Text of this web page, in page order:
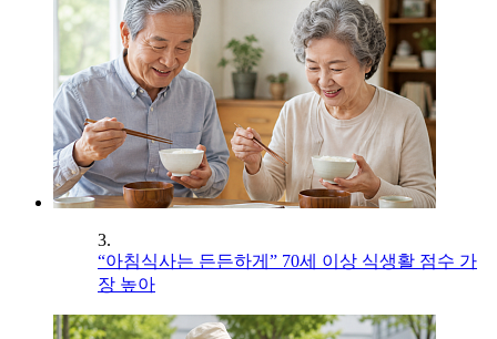
3.
“아침식사는 든든하게” 70세 이상 식생활 점수 가
장 높아